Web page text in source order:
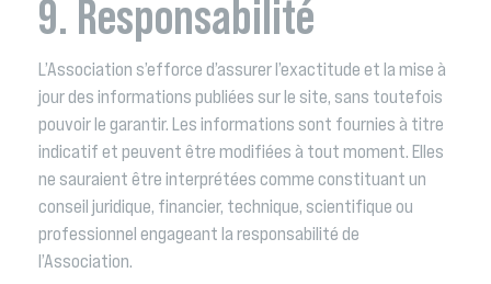
9. Responsabilité
L’Association s’efforce d’assurer l’exactitude et la mise à
jour des informations publiées sur le site, sans toutefois
pouvoir le garantir. Les informations sont fournies à titre
indicatif et peuvent être modifiées à tout moment. Elles
ne sauraient être interprétées comme constituant un
conseil juridique, financier, technique, scientifique ou
professionnel engageant la responsabilité de
l’Association.